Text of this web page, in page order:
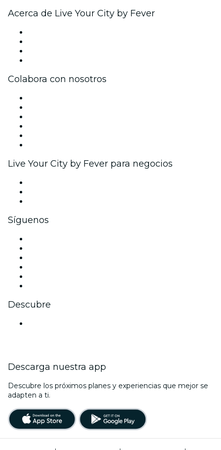
Acerca de Live Your City by Fever
Colabora con nosotros
Live Your City by Fever para negocios
Síguenos
Descubre
Descarga nuestra app
Descubre los próximos planes y experiencias que mejor se
adapten a ti.